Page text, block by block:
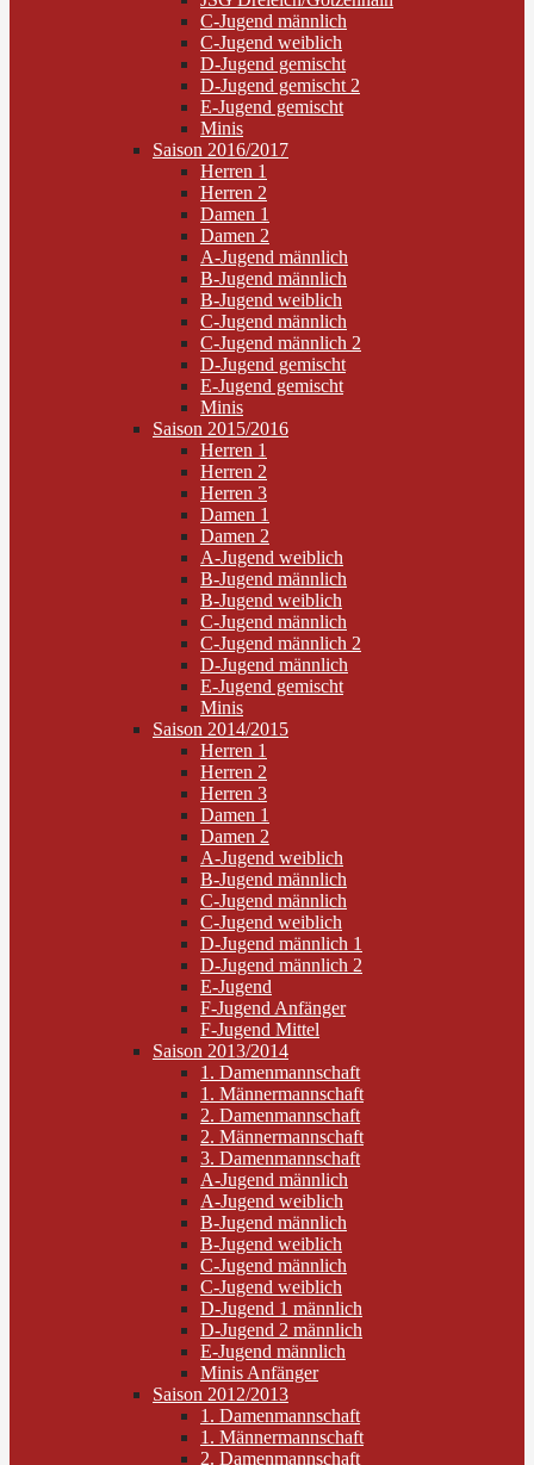
C-Jugend männlich
C-Jugend weiblich
D-Jugend gemischt
D-Jugend gemischt 2
E-Jugend gemischt
Minis
Saison 2016/2017
Herren 1
Herren 2
Damen 1
Damen 2
A-Jugend männlich
B-Jugend männlich
B-Jugend weiblich
C-Jugend männlich
C-Jugend männlich 2
D-Jugend gemischt
E-Jugend gemischt
Minis
Saison 2015/2016
Herren 1
Herren 2
Herren 3
Damen 1
Damen 2
A-Jugend weiblich
B-Jugend männlich
B-Jugend weiblich
C-Jugend männlich
C-Jugend männlich 2
D-Jugend männlich
E-Jugend gemischt
Minis
Saison 2014/2015
Herren 1
Herren 2
Herren 3
Damen 1
Damen 2
A-Jugend weiblich
B-Jugend männlich
C-Jugend männlich
C-Jugend weiblich
D-Jugend männlich 1
D-Jugend männlich 2
E-Jugend
F-Jugend Anfänger
F-Jugend Mittel
Saison 2013/2014
1. Damenmannschaft
1. Männermannschaft
2. Damenmannschaft
2. Männermannschaft
3. Damenmannschaft
A-Jugend männlich
A-Jugend weiblich
B-Jugend männlich
B-Jugend weiblich
C-Jugend männlich
C-Jugend weiblich
D-Jugend 1 männlich
D-Jugend 2 männlich
E-Jugend männlich
Minis Anfänger
Saison 2012/2013
1. Damenmannschaft
1. Männermannschaft
2. Damenmannschaft